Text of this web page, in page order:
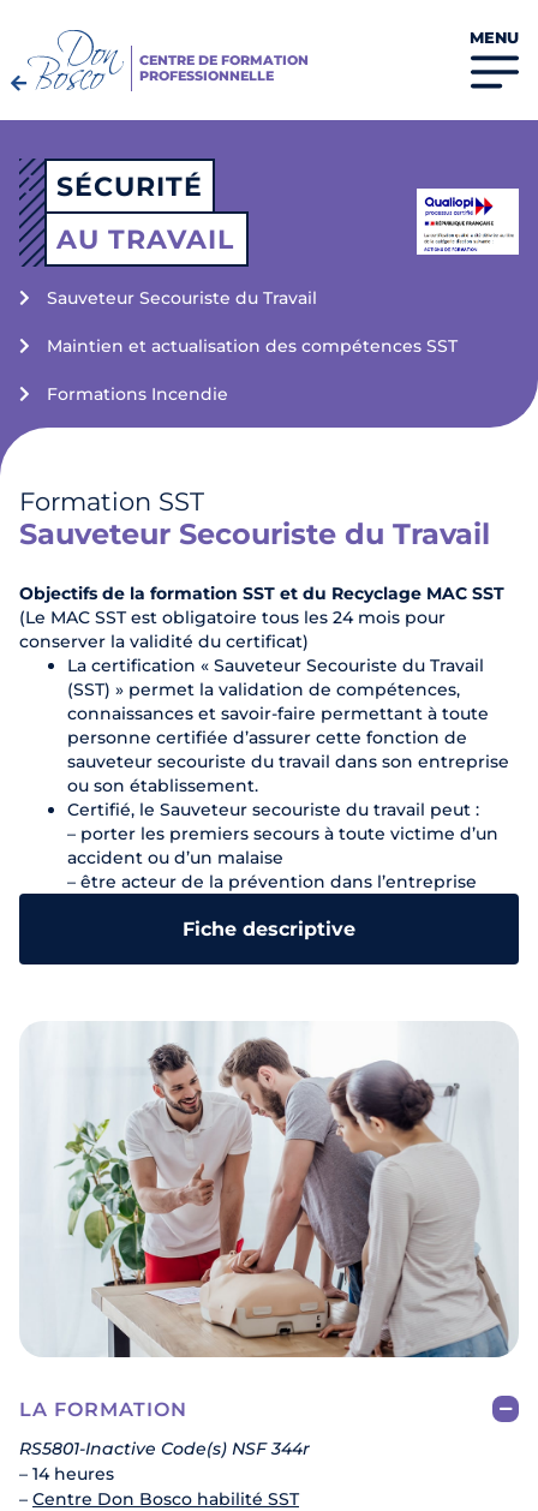
CENTRE DE FORMATION
PROFESSIONNELLE
MENU
SÉCURITÉ
AU TRAVAIL
Sauveteur Secouriste du Travail
Maintien et actualisation des compétences SST
Formations Incendie
Formation SST
Sauveteur Secouriste du Travail
Objectifs de la formation SST et du Recyclage MAC SST
(Le MAC SST est obligatoire tous les 24 mois pour
conserver la validité du certificat)
La certification « Sauveteur Secouriste du Travail
(SST) » permet la validation de compétences,
connaissances et savoir-faire permettant à toute
personne certifiée d’assurer cette fonction de
sauveteur secouriste du travail dans son entreprise
ou son établissement.
Certifié, le Sauveteur secouriste du travail peut :
– porter les premiers secours à toute victime d’un
accident ou d’un malaise
– être acteur de la prévention dans l’entreprise
Fiche descriptive
LA FORMATION
RS5801-Inactive Code(s) NSF 344r
– 14 heures
– Centre Don Bosco habilité SST